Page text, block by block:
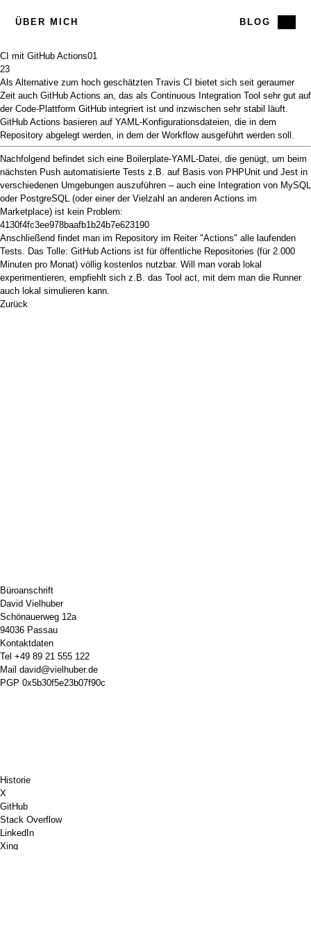
ÜBER MICH BLOG
CI mit GitHub Actions01
23
Als Alternative zum hoch geschätzten Travis CI bietet sich seit geraumer
Zeit auch GitHub Actions an, das als Continuous Integration Tool sehr gut auf
der Code-Plattform GitHub integriert ist und inzwischen sehr stabil läuft.
GitHub Actions basieren auf YAML-Konfigurationsdateien, die in dem
Repository abgelegt werden, in dem der Workflow ausgeführt werden soll.
Nachfolgend befindet sich eine Boilerplate-YAML-Datei, die genügt, um beim
nächsten Push automatisierte Tests z.B. auf Basis von PHPUnit und Jest in
verschiedenen Umgebungen auszuführen – auch eine Integration von MySQL
oder PostgreSQL (oder einer der Vielzahl an anderen Actions im
Marketplace) ist kein Problem:
4130f4fc3ee978baafb1b24b7e623190
Anschließend findet man im Repository im Reiter "Actions" alle laufenden
Tests. Das Tolle: GitHub Actions ist für öffentliche Repositories (für 2.000
Minuten pro Monat) völlig kostenlos nutzbar. Will man vorab lokal
experimentieren, empfiehlt sich z.B. das Tool act , mit dem man die Runner
auch lokal simulieren kann.
Zurück
Büroanschrift
David Vielhuber
Schönauerweg 12a
94036 Passau
Kontaktdaten
Tel +49 89 21 555 122
Mail david@vielhuber.de
PGP 0x5b30f5e23b07f90c
Historie
X
GitHub
Stack Overflow
LinkedIn
Xing